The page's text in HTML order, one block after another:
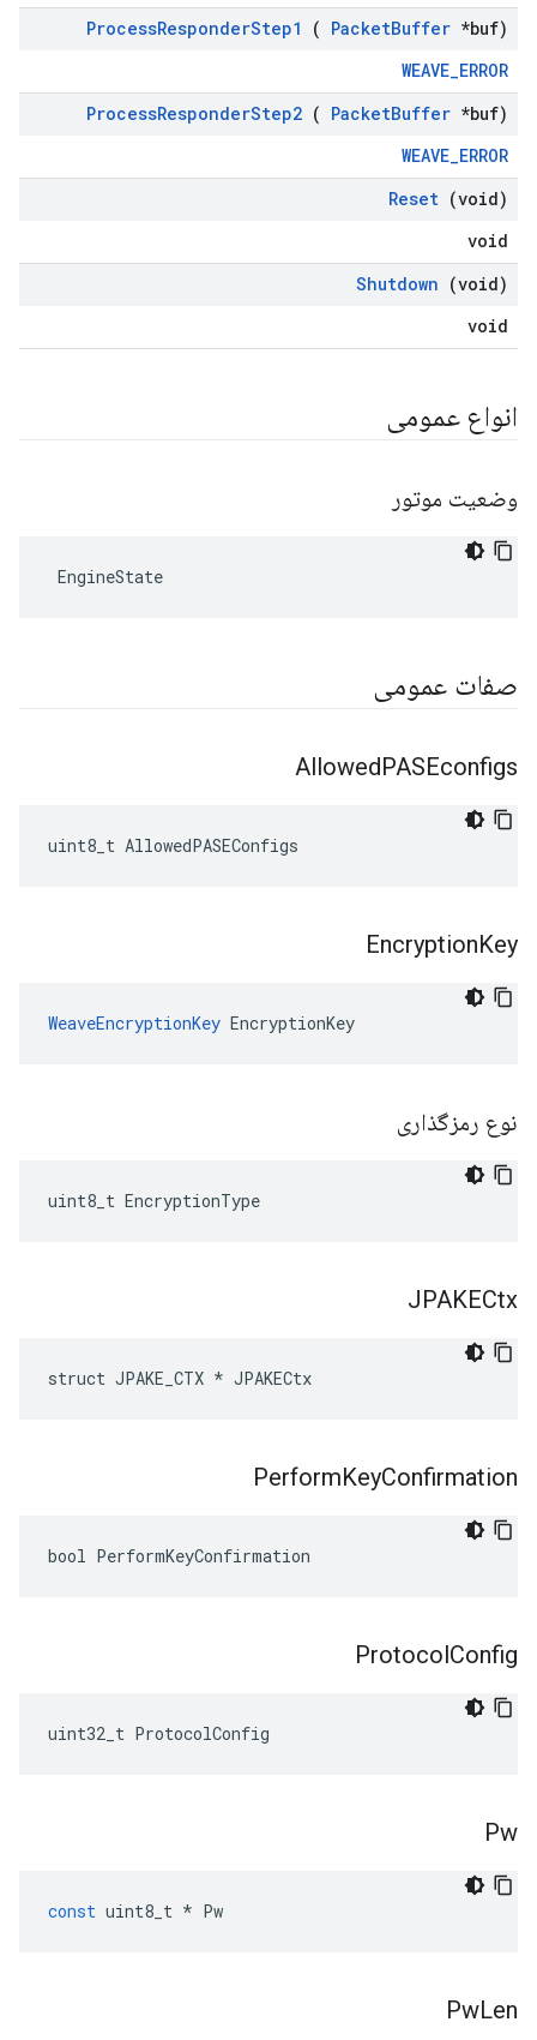
ProcessResponderStep1 ( PacketBuffer *buf)
WEAVE_ERROR
ProcessResponderStep2 ( PacketBuffer *buf)
WEAVE_ERROR
Reset (void)
void
Shutdown (void)
void
انواع عمومی
وضعیت موتور
EngineState
صفات عمومی
AllowedPASEconfigs
uint8_t AllowedPASEConfigs
EncryptionKey
WeaveEncryptionKey EncryptionKey
نوع رمزگذاری
uint8_t EncryptionType
JPAKECtx
struct JPAKE_CTX * JPAKECtx
PerformKeyConfirmation
bool PerformKeyConfirmation
ProtocolConfig
uint32_t ProtocolConfig
Pw
const uint8_t * Pw
PwLen